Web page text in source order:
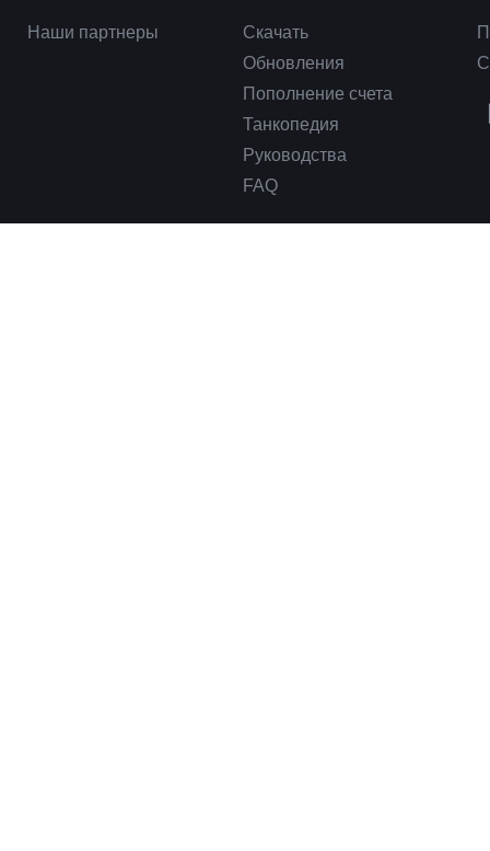
Наши партнеры
Скачать
Обновления
Пополнение счета
Танкопедия
Руководства
FAQ